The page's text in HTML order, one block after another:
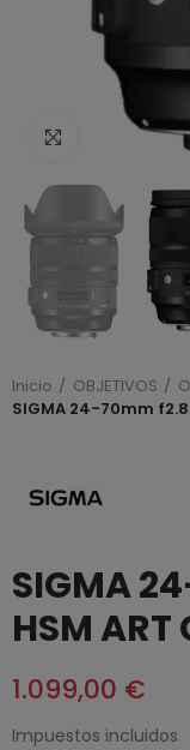
Haga clic
Inicio OBJETIVOS
SIGMA 24-70mm f2.8
SIGMA
HSM ART
1.099,00 €
Impuestos incluidos